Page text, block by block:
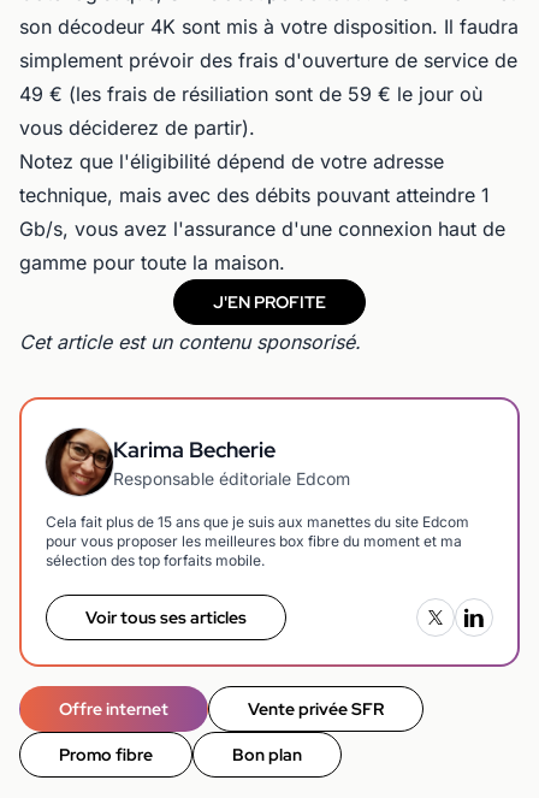
son décodeur 4K sont mis à votre disposition. Il faudra
simplement prévoir des frais d'ouverture de service de
49 € (les frais de résiliation sont de 59 € le jour où
vous déciderez de partir).
Notez que l'éligibilité dépend de votre adresse
technique, mais avec des débits pouvant atteindre 1
Gb/s, vous avez l'assurance d'une connexion haut de
gamme pour toute la maison.
J'EN PROFITE
Cet article est un contenu sponsorisé.
Karima Becherie
Responsable éditoriale Edcom
Cela fait plus de 15 ans que je suis aux manettes du site Edcom
pour vous proposer les meilleures box fibre du moment et ma
sélection des top forfaits mobile.
Voir tous ses articles
Offre internet Vente privée SFR
Promo fibre Bon plan